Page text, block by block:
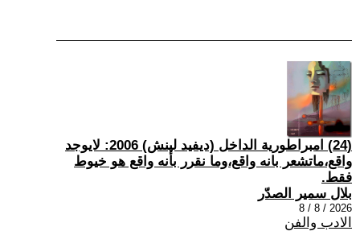
(24) امبراطورية الداخل (ديفيد لينش) 2006: لايوجد
واقع،ماتشعر بانه واقع،وما نقرر بأنه واقع هو خيوط
فقط.
بلال سمير الصدّر
2026 / 8 / 8
الادب والفن